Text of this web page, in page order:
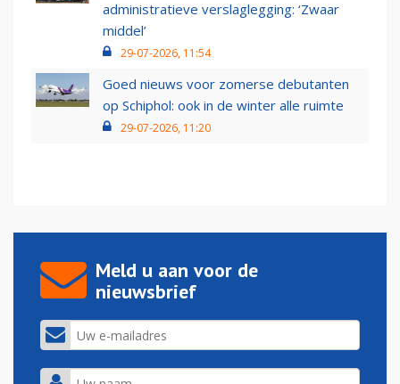
administratieve verslaglegging: ‘Zwaar
middel’
29-07-2026, 11:54
Goed nieuws voor zomerse debutanten
op Schiphol: ook in de winter alle ruimte
29-07-2026, 11:20
Meld u aan voor de
nieuwsbrief